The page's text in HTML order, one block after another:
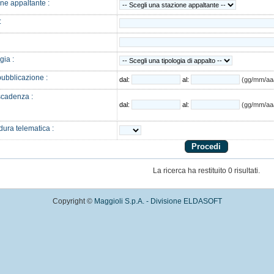
appaltante :
:
: dal: al: (gg/mm/
:
dal: al: (gg/mm/
telematica :
La ricerca ha restituito 0 risultati.
Copyright © Maggioli S.p.A. - Divisione ELDASOFT